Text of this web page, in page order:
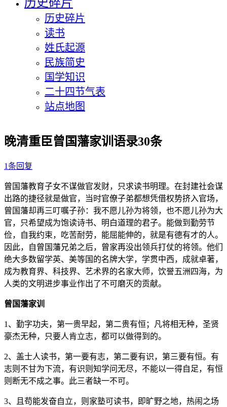
历史碎片
读书
姓氏起源
民族简史
国学知识
二十四节气表
站点地图
晚清重臣曾国藩家训语录30条
1条回复
曾国藩教育子女不谋做官发财，只求读书明理。在封建社会谋
出路的捷径就是做官，当时官僚子弟都想凭借权势挤入官场，
曾国藩却再三叮嘱子孙：我不愿儿孙为将领，也不愿儿孙为大
官，只希望成为饱读诗书、明白道理的君子。 能做到勤劳节
俭，自我约束，吃苦耐劳，能屈能伸的，就是有德有才的人。
因此，自曾国藩兄弟之后，曾家再没出领兵打仗的将领。他们
绝大多数留学英、美等国的名牌大学，学贯中西，成就卓著，
成为教育界、科技界、艺术界的名家大师，饮誉五洲四海，为
人类的文明进步事业作出了不可磨灭的贡献。
曾国藩家训
1、勤字功夫，第一贵早起，第二贵有恒；凡将相无种，圣贤
豪杰无种，只要人肯立志，都可以做得到的。
2、盖士人读书，第一要有志，第二要有识，第三要有恒。有
志则不甘为下流，有识则知学问无尽，不能以一得自足，有恒
则断无不成之事。此三者缺一不可。
3、且苟能发奋自立，则家塾可读书，即旷野之地，热闹之场